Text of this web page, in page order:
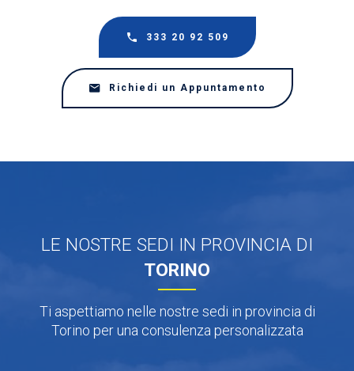
333 20 92 509
Richiedi un Appuntamento
LE NOSTRE SEDI IN PROVINCIA DI
TORINO
Ti aspettiamo nelle nostre sedi in provincia di
Torino per una consulenza personalizzata